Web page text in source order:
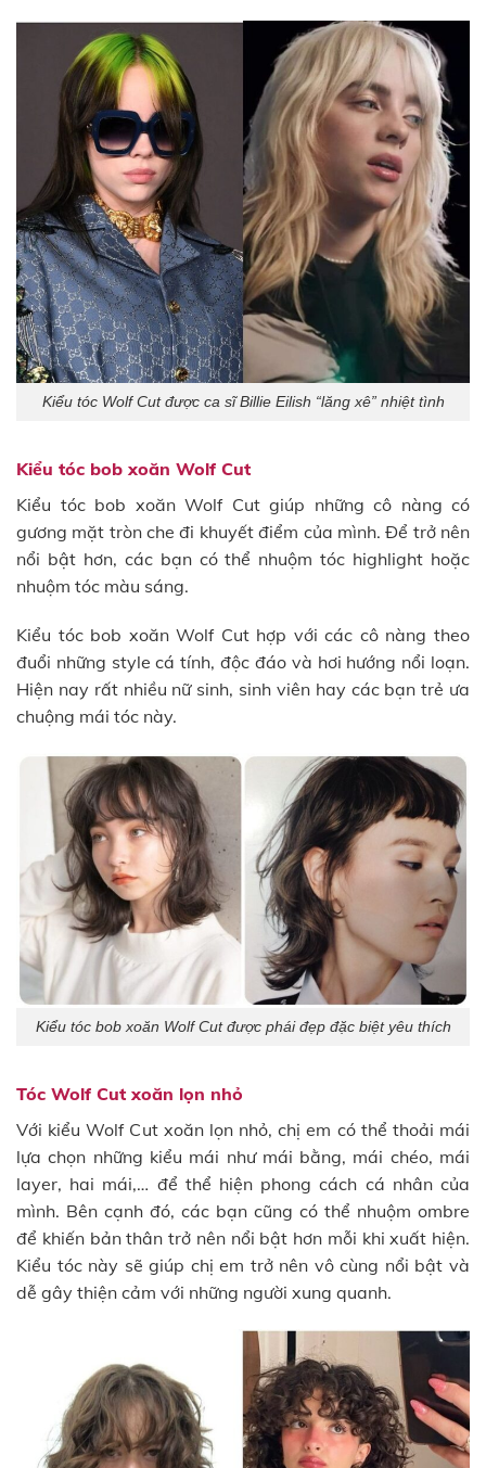
Kiểu tóc Wolf Cut được ca sĩ Billie Eilish “lăng xê” nhiệt tình
Kiểu tóc bob xoăn Wolf Cut
Kiểu tóc bob xoăn Wolf Cut giúp những cô nàng có
gương mặt tròn che đi khuyết điểm của mình. Để trở nên
nổi bật hơn, các bạn có thể nhuộm tóc highlight hoặc
nhuộm tóc màu sáng.
Kiểu tóc bob xoăn Wolf Cut hợp với các cô nàng theo
đuổi những style cá tính, độc đáo và hơi hướng nổi loạn.
Hiện nay rất nhiều nữ sinh, sinh viên hay các bạn trẻ ưa
chuộng mái tóc này.
Kiểu tóc bob xoăn Wolf Cut được phái đẹp đặc biệt yêu thích
Tóc Wolf Cut xoăn lọn nhỏ
Với kiểu Wolf Cut xoăn lọn nhỏ, chị em có thể thoải mái
lựa chọn những kiểu mái như mái bằng, mái chéo, mái
layer, hai mái,… để thể hiện phong cách cá nhân của
mình. Bên cạnh đó, các bạn cũng có thể nhuộm ombre
để khiến bản thân trở nên nổi bật hơn mỗi khi xuất hiện.
Kiểu tóc này sẽ giúp chị em trở nên vô cùng nổi bật và
dễ gây thiện cảm với những người xung quanh.